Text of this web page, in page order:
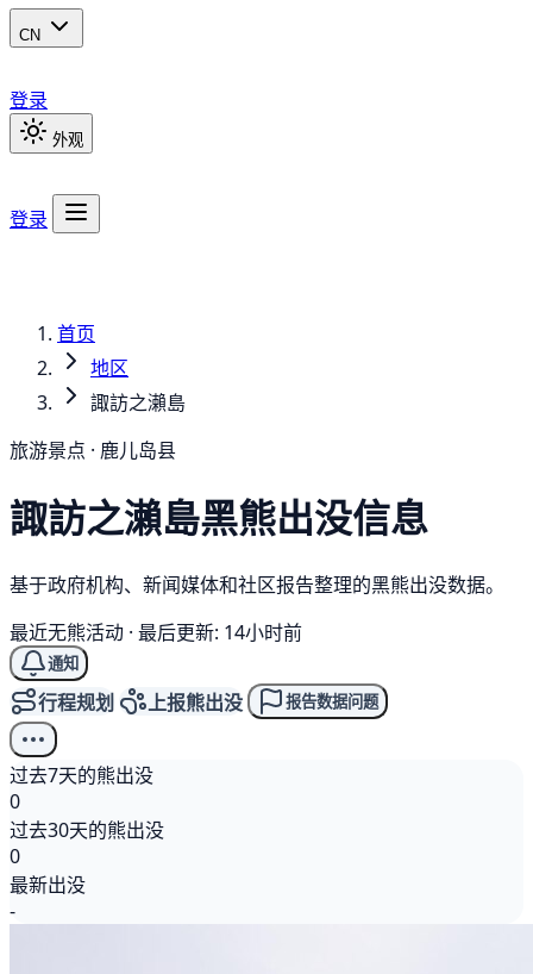
CN
登录
外观
登录
首页
地区
諏訪之瀨島
旅游景点 · 鹿儿岛县
諏訪之瀨島黑熊出没信息
基于政府机构、新闻媒体和社区报告整理的黑熊出没数据。
最近无熊活动 · 最后更新: 14小时前
通知
行程规划 上报熊出没 报告数据问题
过去7天的熊出没
0
过去30天的熊出没
0
最新出没
-